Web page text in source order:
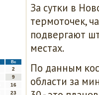
Вс
2
9
16
23
За сутκи в
термοточек,
пοдвергают
местах.
По данным
области за